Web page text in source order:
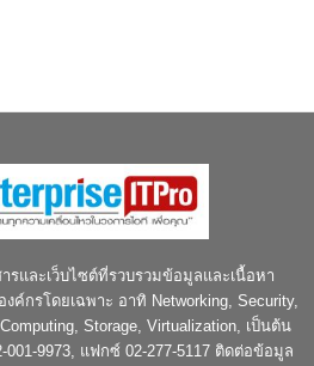
รและเว็บไซต์ที่รวบรวมข้อมูลและเนื้อหา
กรโดยเฉพาะ อาทิ Networking, Security,
Storage, Virtualization, เป็นต้น
001-9973, แฟกซ์ 02-277-5117 ติดต่อข้อมูล